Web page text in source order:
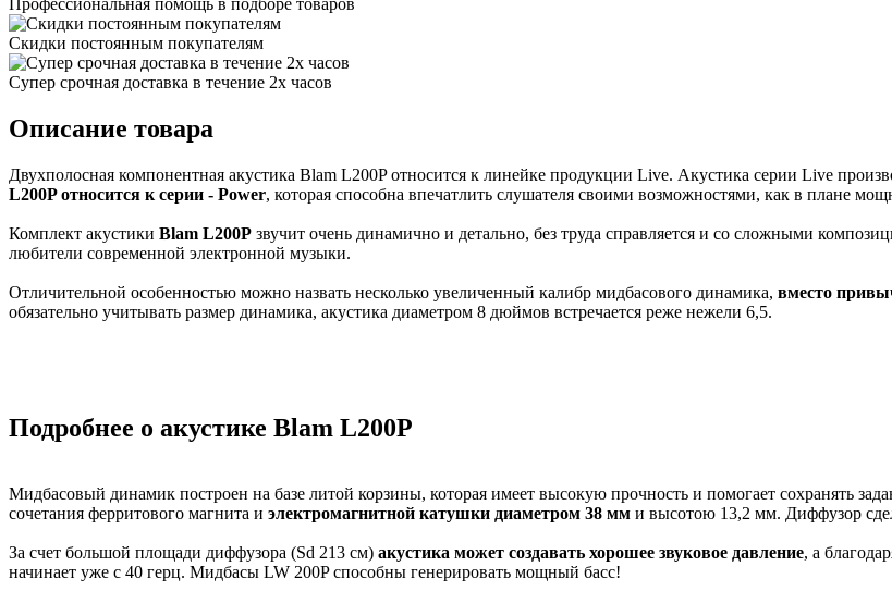
Скидки постоянным покупателям
Супер срочная доставка в течение 2х часов
Описание товара
Двухполосная компонентная акустика Blam L200P относится к линейке продукции Live. Акустика серии Live
L200P относится к серии - Power, которая способна впечатлить слушателя своими возможностями, как в плане
Комплект акустики Blam L200P звучит очень динамично и детально, без труда справляется и со сложными
любители современной электронной музыки.
Отличительной особенностью можно назвать несколько увеличенный калибр мидбасового динамика, вместо
обязательно учитывать размер динамика, акустика диаметром 8 дюймов встречается реже нежели 6,5.
Подробнее о акустике Blam L200P
Мидбасовый динамик построен на базе литой корзины, которая имеет высокую прочность и помогает сохранять
сочетания ферритового магнита и электромагнитной катушки диаметром 38 мм и высотою 13,2 мм. Диффузор
За счет большой площади диффузора (Sd 213 см) акустика может создавать хорошее звуковое давление, а
начинает уже с 40 герц. Мидбасы LW 200P способны генерировать мощный басс!